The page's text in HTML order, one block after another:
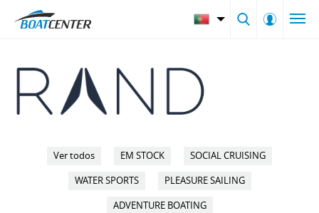
Ver todos EM STOCK SOCIAL CRUISING
WATER SPORTS PLEASURE SAILING
ADVENTURE BOATING